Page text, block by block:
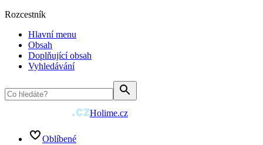
Rozcestník
Hlavní menu
Obsah
Doplňující obsah
Vyhledávání
Holime.cz
Oblíbené